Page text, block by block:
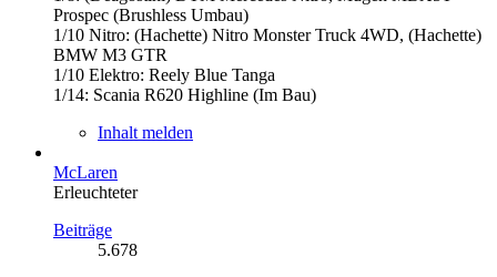
Prospec (Brushless Umbau)
1/10 Nitro: (Hachette) Nitro Monster Truck 4WD, (Hachette)
BMW M3 GTR
1/10 Elektro: Reely Blue Tanga
1/14: Scania R620 Highline (Im Bau)
Inhalt melden
McLaren
Erleuchteter
Beiträge
5.678